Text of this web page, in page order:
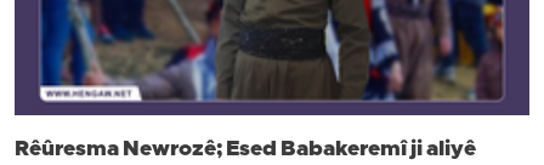
Rêûresma Newrozê; Esed Babakeremî ji aliyê